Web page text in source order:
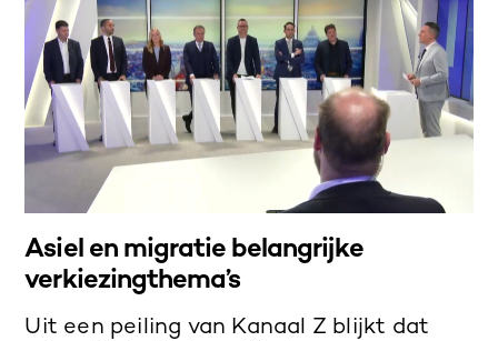
Asiel en migratie belangrijke
verkiezingthema’s
Uit een peiling van Kanaal Z blijkt dat